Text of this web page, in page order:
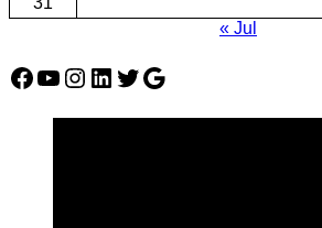
« Jul
Facebook
YouTube
Instagram
LinkedIn
Twitter
Google